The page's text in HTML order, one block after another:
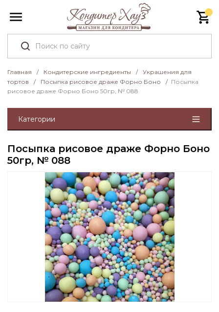
Главная / Кондитерские ингредиенты /
Украшения для
тортов
/ Посыпка рисовое драже Форно Боно / Посыпка
рисовое драже Форно Боно 50гр, № 088
Категории
Посыпка рисовое драже Форно Боно
50гр, № 088